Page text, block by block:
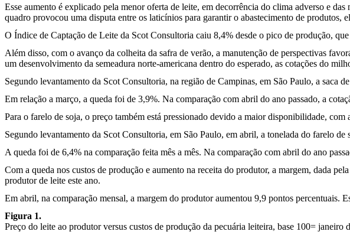
Esse aumento é explicado pela menor oferta de leite, em decorrência do clima adverso e
quadro provocou uma disputa entre os laticínios para garantir o abastecimento de produtos,
O Índice de Captação de Leite da Scot Consultoria caiu 8,4% desde o pico de produção,
Além disso, com o avanço da colheita da safra de verão, a manutenção de perspectivas
um desenvolvimento da semeadura norte-americana dentro do esperado, as cotações do
Segundo levantamento da Scot Consultoria, na região de Campinas, em São Paulo, a saca
Em relação a março, a queda foi de 3,9%. Na comparação com abril do ano passado, a
Para o farelo de soja, o preço também está pressionado devido a maior disponibilidade, com
Segundo levantamento da Scot Consultoria, em São Paulo, em abril, a tonelada do farelo
A queda foi de 6,4% na comparação feita mês a mês. Na comparação com abril do ano
Com a queda nos custos de produção e aumento na receita do produtor, a margem, dada
produtor de leite este ano.
Em abril, na comparação mensal, a margem do produtor aumentou 9,9 pontos percentuais.
Figura 1.
Preço do leite ao produtor versus custos de produção da pecuária leiteira, base 100= janeiro